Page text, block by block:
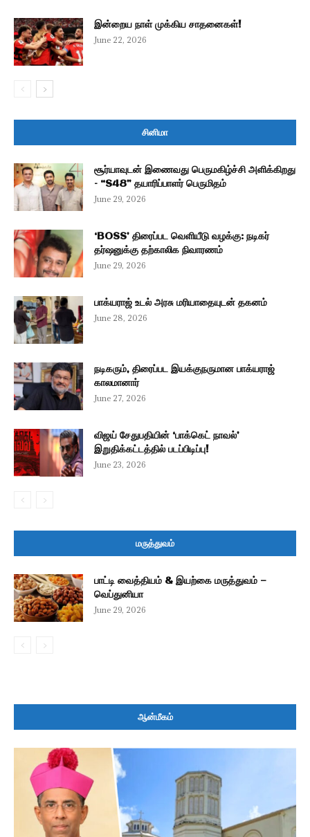
இன்றைய நாள் முக்கிய சாதனைகள்!
June 22, 2026
சினிமா
சூர்யாவுடன் இணைவது பெருமகிழ்ச்சி அளிக்கிறது
– “S48” தயாரிப்பாளர் பெருமிதம்
June 29, 2026
‘BOSS’ திரைப்பட வெளியீடு வழக்கு: நடிகர்
தர்ஷனுக்கு தற்காலிக நிவாரணம்
June 29, 2026
பாக்யராஜ் உடல் அரசு மரியாதையுடன் தகனம்
June 28, 2026
நடிகரும், திரைப்பட இயக்குநருமான பாக்யராஜ்
காலமானார்
June 27, 2026
விஜய் சேதுபதியின் ‘பாக்கெட் நாவல்’
இறுதிக்கட்டத்தில் படப்பிடிப்பு!
June 23, 2026
மருத்துவம்
பாட்டி வைத்தியம் & இயற்கை மருத்துவம் —
வெப்துனியா
June 29, 2026
ஆன்மீகம்